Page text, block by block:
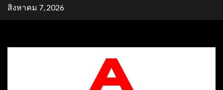
Skipสิงหาคม 7, 2026